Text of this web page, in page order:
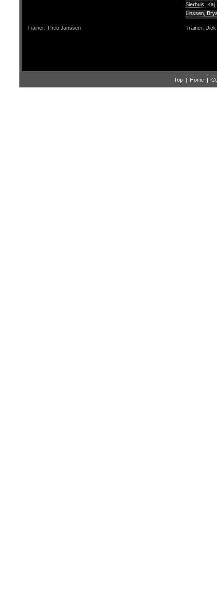
Sierhuis, Kaj
Linssen,
Trainer: Theo Janssen Trainer:
Top | Home |